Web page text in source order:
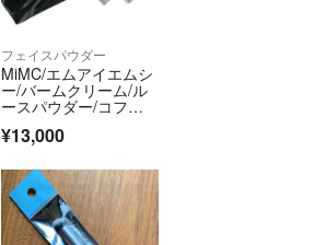
フェイスパウダー
MiMC/エムアイエムシ
ー/バームクリーム/ル
ースパウダー/コフレB
703
¥13,000